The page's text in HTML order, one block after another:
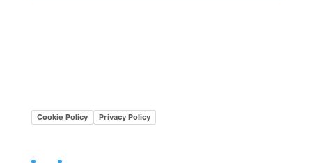
Cookie Policy Privacy Policy